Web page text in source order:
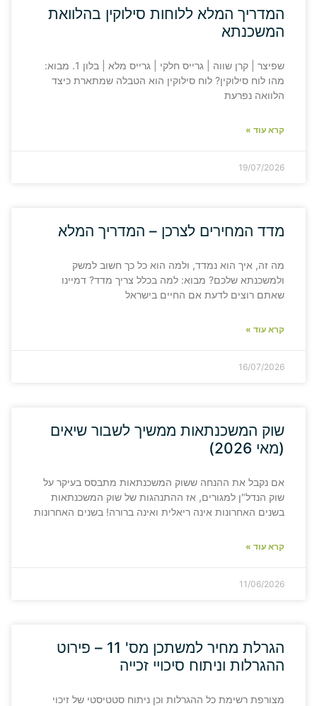
המדריך המלא ללוחות סילוקין בהלוואת
המשכנתא
שפיצר | קרן שווה | גרייס חלקי | גרייס מלא | בלון 1. מבוא:
מהו לוח סילוקין? לוח סילוקין הוא הטבלה שמתארת כיצד
הלוואה נפרעת
קרא עוד »
19/07/2026
מדד המחירים לצרכן – המדריך המלא
מה זה, איך הוא נמדד, ולמה הוא כל כך חשוב למשק
ולמשכנתא שלכם? מבוא: למה בכלל צריך מדד? דמיינו
שאתם רוצים לדעת אם החיים בישראל
קרא עוד »
16/07/2026
שוק המשכנתאות ממשיך לשבור שיאים
(מאי 2026)
אם נקבל את ההנחה ששוק המשכנתאות מתבסס בעיקר על
שוק הנדל"ן למגורים, אז ההתנהגות של שוק המשכנתאות
בשנים האחרונות אינה ריאלית ואינה ברורה! בשנים האחרונות
קרא עוד »
11/06/2026
הגרלת מחיר למשתכן מס' 11 – פירוט
ההגרלות וניתוח סיכויי זכייה
מצורפת רשימת כל ההגרלות וכן ניתוח סטטיסטי של זיכוי